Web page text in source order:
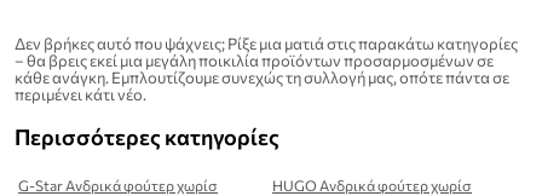
Δεν βρήκες αυτό που ψάχνεις; Ρίξε μια ματιά στις παρακάτω κατηγορίες
– θα βρεις εκεί μια μεγάλη ποικιλία προϊόντων προσαρμοσμένων σε
κάθε ανάγκη. Εμπλουτίζουμε συνεχώς τη συλλογή μας, οπότε πάντα σε
περιμένει κάτι νέο.
Περισσότερες κατηγορίες
G-Star Ανδρικά φούτερ χωρίσ
HUGO Ανδρικά φούτερ χωρίσ